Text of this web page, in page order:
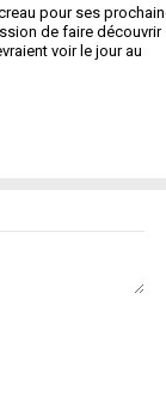
pour ses
de faire découvrir
voir le jour au